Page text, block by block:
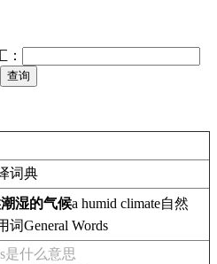
词典
潮湿的气候a humid climate自然
词General Words
是什么意思